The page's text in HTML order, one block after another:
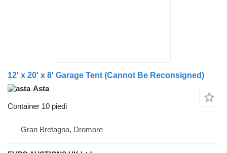
12' x 20' x 8' Garage Tent (Cannot Be Reconsigned)
Asta
Container 10 piedi
Gran Bretagna, Dromore